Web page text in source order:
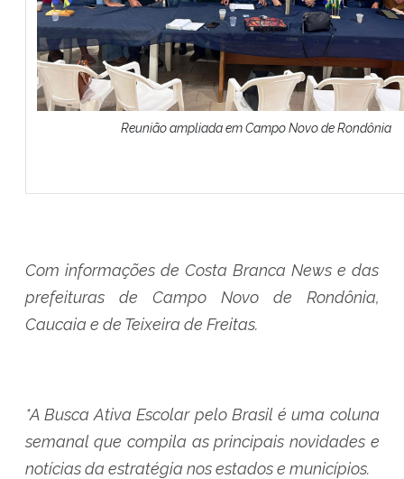
Reunião ampliada em Campo Novo de Rondônia
Com informações de Costa Branca News e das
prefeituras de Campo Novo de Rondônia,
Caucaia e de Teixeira de Freitas.
*A Busca Ativa Escolar pelo Brasil é uma coluna
semanal que compila as principais novidades e
notícias da estratégia nos estados e municípios.